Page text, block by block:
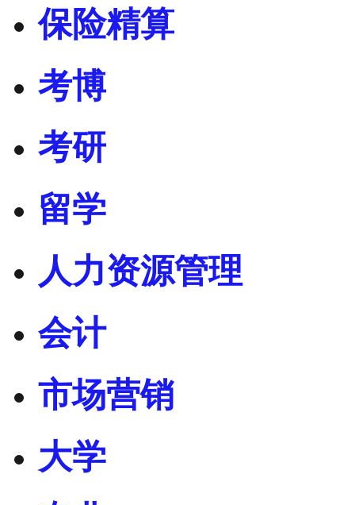
保险精算
考博
考研
留学
人力资源管理
会计
市场营销
大学